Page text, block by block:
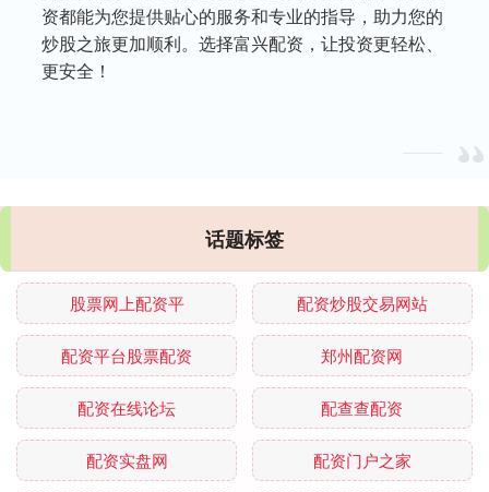
资都能为您提供贴心的服务和专业的指导，助力您的
炒股之旅更加顺利。选择富兴配资，让投资更轻松、
更安全！
话题标签
股票网上配资平 配资炒股交易网站
配资平台股票配资 郑州配资网
配资在线论坛 配查查配资
配资实盘网 配资门户之家